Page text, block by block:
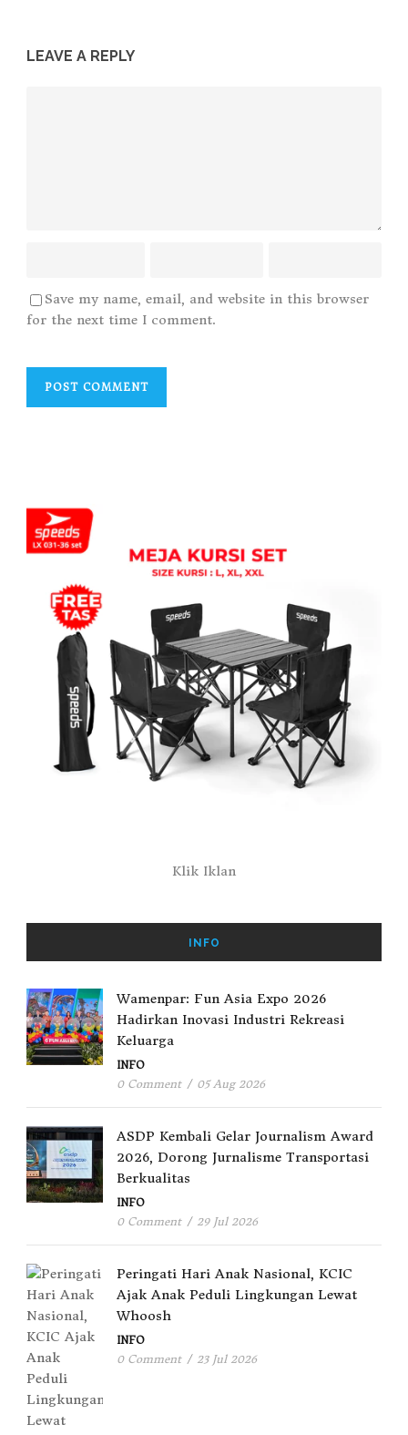
LEAVE A REPLY
Save my name, email, and website in this browser
for the next time I comment.
Klik Iklan
INFO
Wamenpar: Fun Asia Expo 2026
Hadirkan Inovasi Industri Rekreasi
Keluarga
INFO
0 Comment / 05 Aug 2026
ASDP Kembali Gelar Journalism Award
2026, Dorong Jurnalisme Transportasi
Berkualitas
INFO
0 Comment / 29 Jul 2026
Peringati Hari Anak Nasional, KCIC
Ajak Anak Peduli Lingkungan Lewat
Whoosh
INFO
0 Comment / 23 Jul 2026